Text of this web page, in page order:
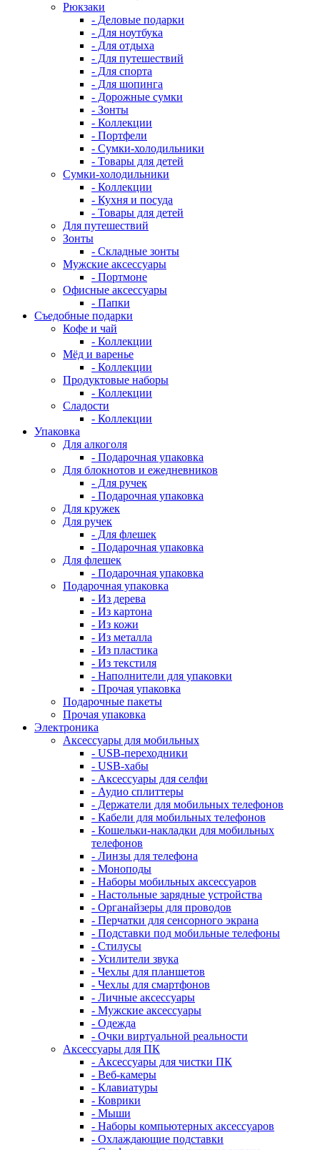
Рюкзаки
- Деловые подарки
- Для ноутбука
- Для отдыха
- Для путешествий
- Для спорта
- Для шопинга
- Дорожные сумки
- Зонты
- Коллекции
- Портфели
- Сумки-холодильники
- Товары для детей
Сумки-холодильники
- Коллекции
- Кухня и посуда
- Товары для детей
Для путешествий
Зонты
- Складные зонты
Мужские аксессуары
- Портмоне
Офисные аксессуары
- Папки
Съедобные подарки
Кофе и чай
- Коллекции
Мёд и варенье
- Коллекции
Продуктовые наборы
- Коллекции
Сладости
- Коллекции
Упаковка
Для алкоголя
- Подарочная упаковка
Для блокнотов и ежедневников
- Для ручек
- Подарочная упаковка
Для кружек
Для ручек
- Для флешек
- Подарочная упаковка
Для флешек
- Подарочная упаковка
Подарочная упаковка
- Из дерева
- Из картона
- Из кожи
- Из металла
- Из пластика
- Из текстиля
- Наполнители для упаковки
- Прочая упаковка
Подарочные пакеты
Прочая упаковка
Электроника
Аксессуары для мобильных
- USB-переходники
- USB-хабы
- Аксессуары для селфи
- Аудио сплиттеры
- Держатели для мобильных телефонов
- Кабели для мобильных телефонов
- Кошельки-накладки для мобильных
телефонов
- Линзы для телефона
- Моноподы
- Наборы мобильных аксессуаров
- Настольные зарядные устройства
- Органайзеры для проводов
- Перчатки для сенсорного экрана
- Подставки под мобильные телефоны
- Стилусы
- Усилители звука
- Чехлы для планшетов
- Чехлы для смартфонов
- Личные аксессуары
- Мужские аксессуары
- Одежда
- Очки виртуальной реальности
Аксессуары для ПК
- Аксессуары для чистки ПК
- Веб-камеры
- Клавиатуры
- Коврики
- Мыши
- Наборы компьютерных аксессуаров
- Охлаждающие подставки